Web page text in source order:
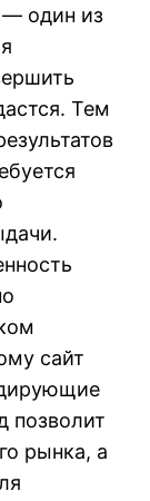
— один из
Тем
сайт
позволит
рынка, а